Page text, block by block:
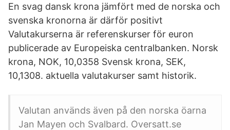
En svag dansk krona jämfört med de norska och
svenska kronorna är därför positivt
Valutakurserna är referenskurser för euron
publicerade av Europeiska centralbanken. Norsk
krona, NOK, 10,0358 Svensk krona, SEK,
10,1308. aktuella valutakurser samt historik.
Valutan används även på den norska öarna
Jan Mayen och Svalbard. Oversatt.se